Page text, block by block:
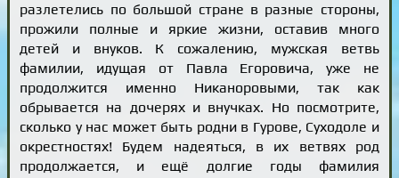
разлетелись по большой стране в разные стороны,
прожили полные и яркие жизни, оставив много
детей и внуков. К сожалению, мужская ветвь
фамилии, идущая от Павла Егоровича, уже не
продолжится именно Никаноровыми, так как
обрывается на дочерях и внучках. Но посмотрите,
сколько у нас может быть родни в Гурове, Суходоле и
окрестностях! Будем надеяться, в их ветвях род
продолжается, и ещё долгие годы фамилия